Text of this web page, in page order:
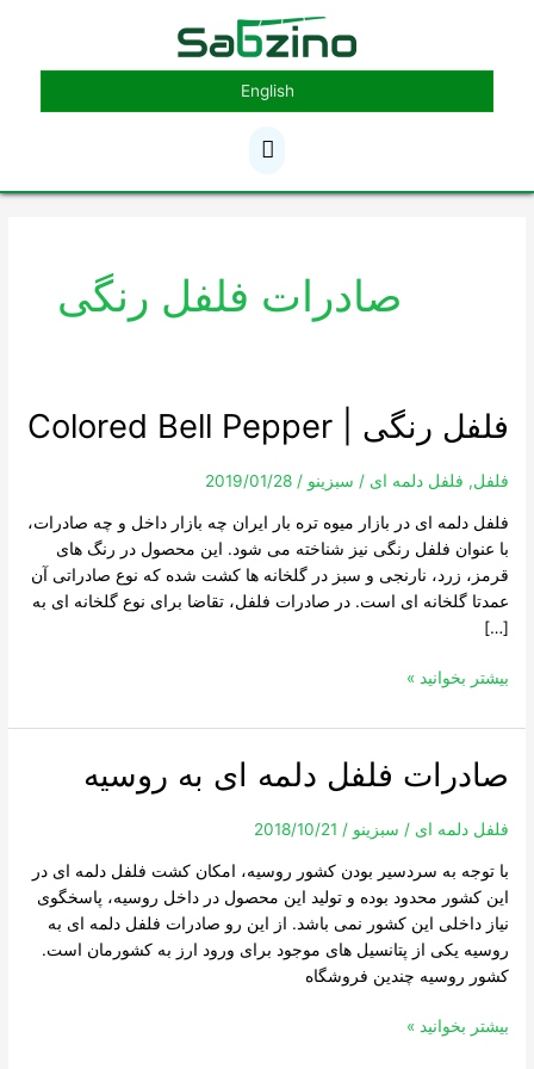
فهرست
اصلی
English
صادرات فلفل رنگی
فلفل رنگی | Colored Bell Pepper
فلفل, فلفل دلمه ای / سبزینو/
2019/01/28
فلفل دلمه ای در بازار میوه تره بار ایران چه بازار داخل و چه صادرات،
با عنوان فلفل رنگی نیز شناخته می شود. این محصول در رنگ های
قرمز، زرد، نارنجی و سبز در گلخانه ها کشت شده که نوع صادراتی آن
عمدتا گلخانه ای است. در صادرات فلفل، تقاضا برای نوع گلخانه ای به
[…]
فلفل
رنگی
Colored
Bell
Pepper
بیشتر بخوانید »
صادرات فلفل دلمه ای به روسیه
فلفل دلمه ای / سبزینو/
2018/10/21
با توجه به سردسیر بودن کشور روسیه، امکان کشت فلفل دلمه ای در
این کشور محدود بوده و تولید این محصول در داخل روسیه، پاسخگوی
نیاز داخلی این کشور نمی باشد. از این رو صادرات فلفل دلمه ای به
روسیه یکی از پتانسیل های موجود برای ورود ارز به کشورمان است.
کشور روسیه چندین فروشگاه
صادرات
فلفل
دلمه
به
روسیه
بیشتر بخوانید »